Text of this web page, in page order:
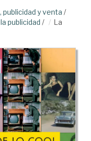
publicidad y venta /
publicidad /
La